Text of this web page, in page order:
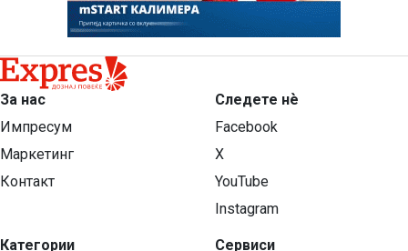
За нас
Импресум
Маркетинг
Контакт
Категории
Следете нѐ
Facebook
X
YouTube
Instagram
Сервиси